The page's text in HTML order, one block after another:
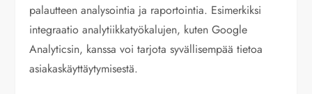
palautteen analysointia ja raportointia. Esimerkiksi
integraatio analytiikkatyökalujen, kuten Google
Analyticsin, kanssa voi tarjota syvällisempää tietoa
asiakaskäyttäytymisestä.